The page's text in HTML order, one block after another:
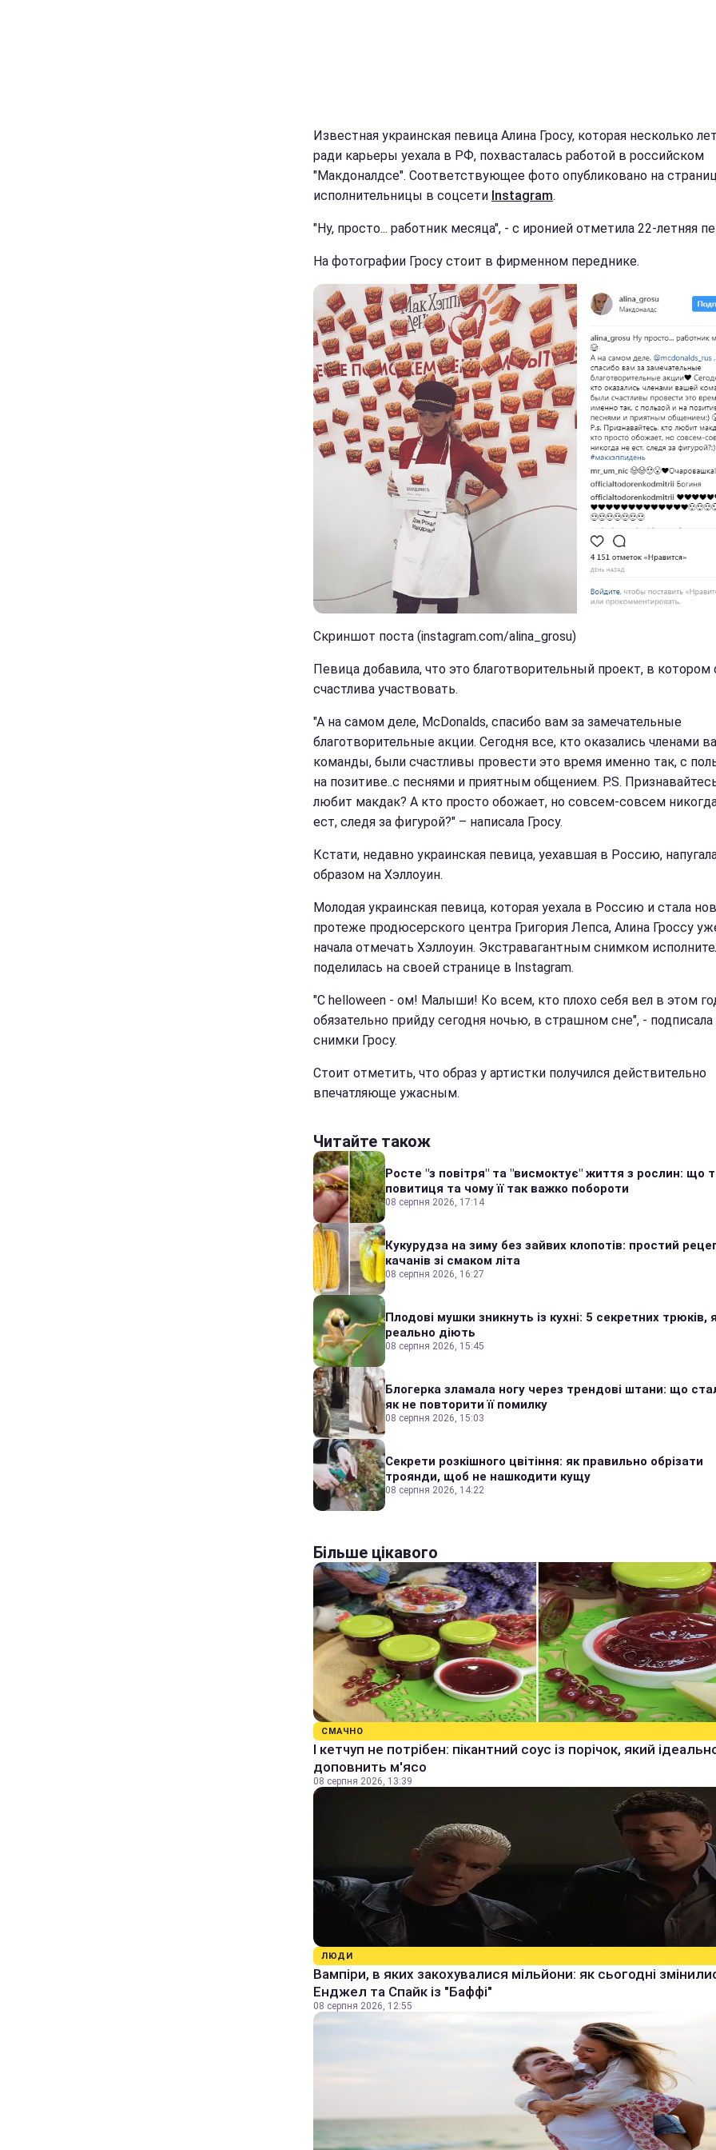
Известная украинская певица Алина Гросу, которая несколько
ради карьеры уехала в РФ, похвасталась работой в российском
"Макдоналдсе". Соответствующее фото опубликовано на
исполнительницы в соцсети Instagram.
"Ну, просто... работник месяца", - с иронией отметила 22-летняя
На фотографии Гросу стоит в фирменном переднике.
Скриншот поста (instagram.com/alina_grosu)
Певица добавила, что это благотворительный проект, в котором
счастлива участвовать.
"А на самом деле, McDonalds, спасибо вам за замечательные
благотворительные акции. Сегодня все, кто оказались членами
команды, были счастливы провести это время именно так, с
на позитиве..с песнями и приятным общением. P.S.
любит макдак? А кто просто обожает, но совсем-совсем
ест, следя за фигурой?" – написала Гросу.
Кстати, недавно украинская певица, уехавшая в Россию,
образом на Хэллоуин.
Молодая украинская певица, которая уехала в Россию и стала
протеже продюсерского центра Григория Лепса, Алина Гроссу
начала отмечать Хэллоуин. Экстравагантным снимком
поделилась на своей странице в Instagram.
"С helloween - ом! Малыши! Ко всем, кто плохо себя вел в этом
обязательно прийду сегодня ночью, в страшном сне", - подписала
снимки Гросу.
Стоит отметить, что образ у артистки получился действительно
впечатляюще ужасным.
Читайте також
Росте "з повітря" та "висмоктує" життя з рослин: що
повитиця та чому її так важко побороти
08 серпня 2026, 17:14
Кукурудза на зиму без зайвих клопотів: простий
качанів зі смаком літа
08 серпня 2026, 16:27
Плодові мушки зникнуть із кухні: 5 секретних трюків,
реально діють
08 серпня 2026, 15:45
Блогерка зламала ногу через трендові штани: що
як не повторити її помилку
08 серпня 2026, 15:03
Секрети розкішного цвітіння: як правильно обрізати
троянди, щоб не нашкодити кущу
08 серпня 2026, 14:22
Більше цікавого
СМАЧНО
І кетчуп не потрібен: пікантний соус із порічок, який
доповнить м'ясо
08 серпня 2026, 13:39
ЛЮДИ
Вампіри, в яких закохувалися мільйони: як сьогодні
Енджел та Спайк із "Баффі"
08 серпня 2026, 12:55